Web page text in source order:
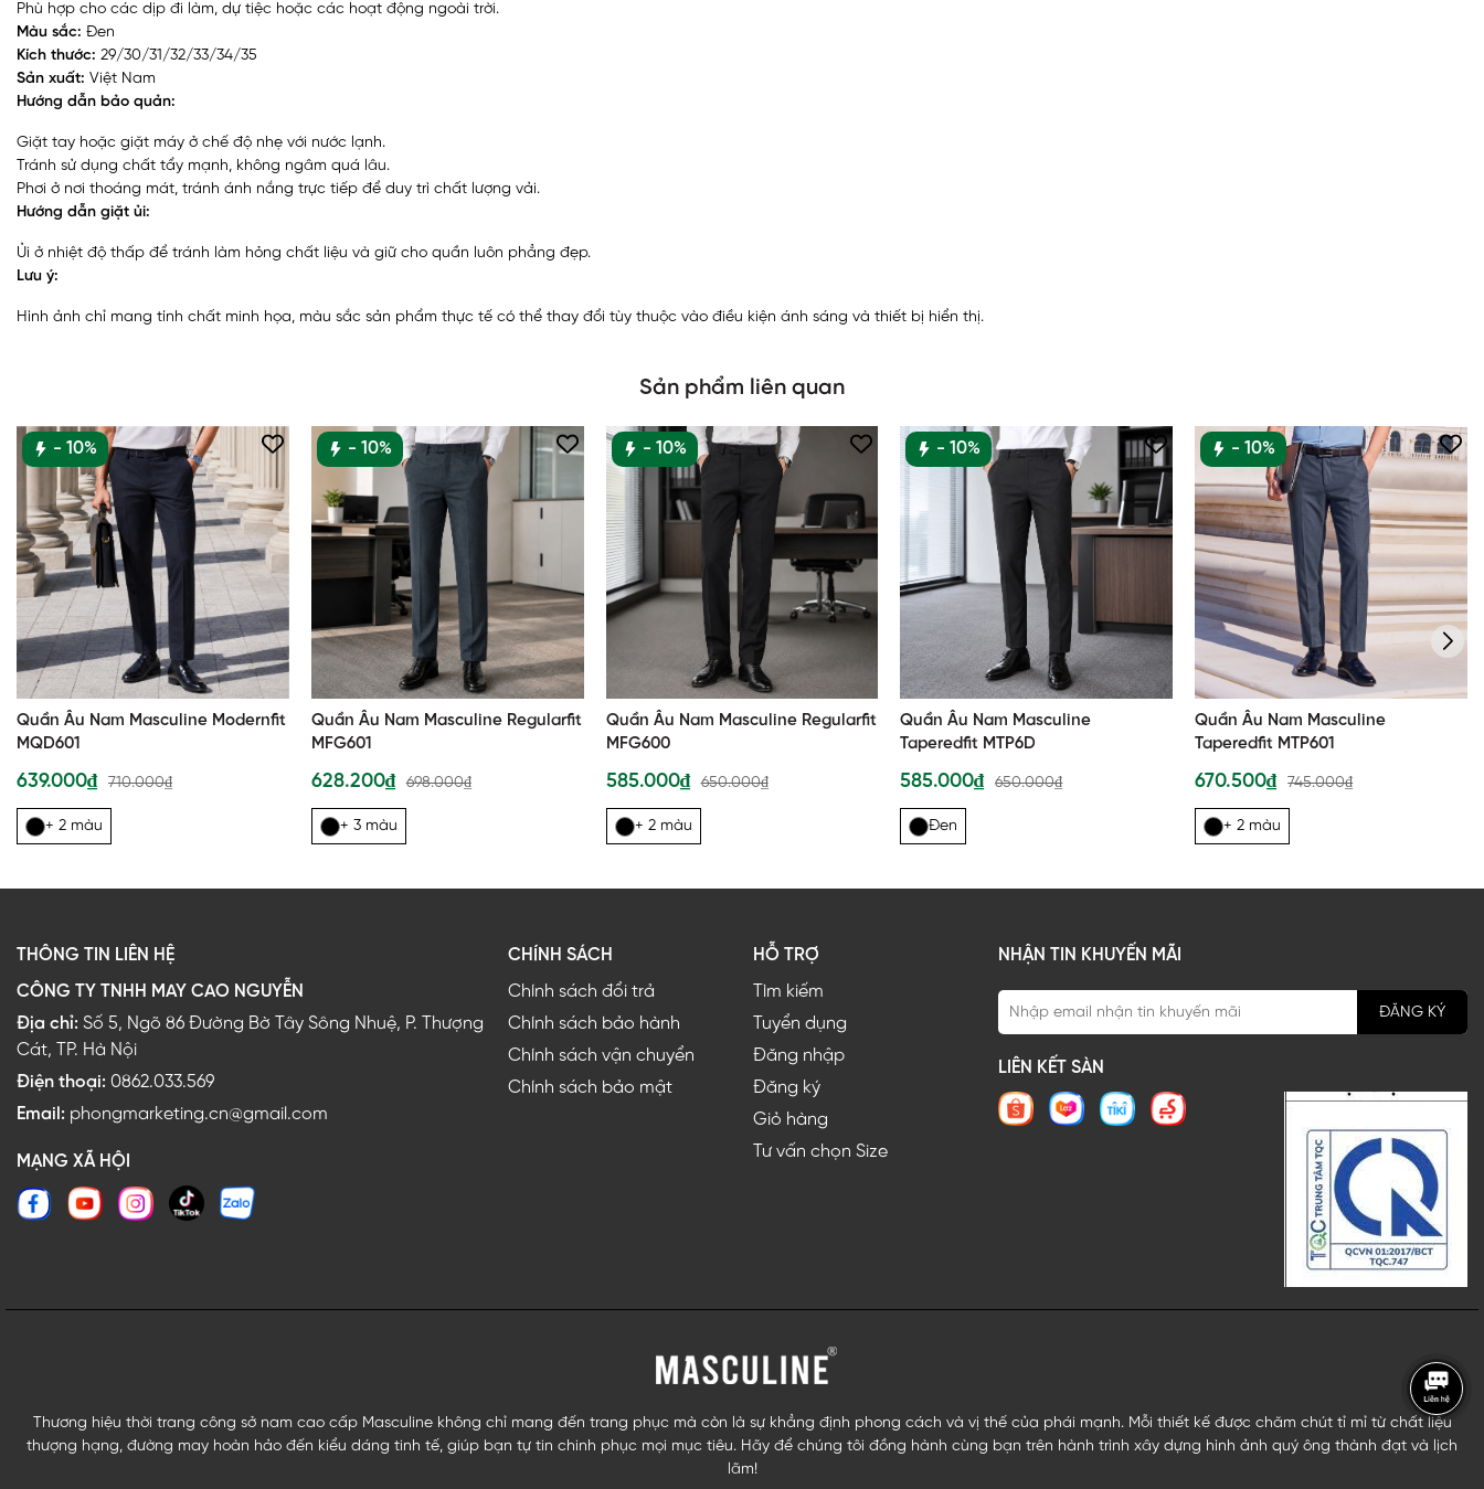
Phù hợp cho các dịp đi làm, dự tiệc hoặc các hoạt động ngoài trời.
Màu sắc: Đen
Kích thước: 29/30/31/32/33/34/35
Sản xuất: Việt Nam
Hướng dẫn bảo quản:
Giặt tay hoặc giặt máy ở chế độ nhẹ với nước lạnh.
Tránh sử dụng chất tẩy mạnh, không ngâm quá lâu.
Phơi ở nơi thoáng mát, tránh ánh nắng trực tiếp để duy trì chất lượng vải.
Hướng dẫn giặt ủi:
Ủi ở nhiệt độ thấp để tránh làm hỏng chất liệu và giữ cho quần luôn phẳng đẹp.
Lưu ý:
Hình ảnh chỉ mang tính chất minh họa, màu sắc sản phẩm thực tế có thể thay đổi tùy thuộc vào điều kiện ánh sáng và thiết bị hiển thị.
Sản phẩm liên quan
- 10%
Quần Âu Nam Masculine Modernfit
MQD601
639.000₫ 710.000₫
+ 2 màu
- 10%
Quần Âu Nam Masculine Regularfit
MFG601
628.200₫ 698.000₫
+ 3 màu
- 10%
Quần Âu Nam Masculine Regularfit
MFG600
585.000₫ 650.000₫
+ 2 màu
- 10%
Quần Âu Nam Masculine
Taperedfit MTP6D
585.000₫ 650.000₫
Đen
- 10%
Quần Âu Nam Masculine
Taperedfit MTP601
670.500₫ 745.000₫
+ 2 màu
THÔNG TIN LIÊN HỆ
CÔNG TY TNHH MAY CAO NGUYỄN
Địa chỉ: Số 5, Ngõ 86 Đường Bờ Tây Sông Nhuệ, P. Thượng
Cát, TP. Hà Nội
Điện thoại: 0862.033.569
Email: phongmarketing.cn@gmail.com
MẠNG XÃ HỘI
CHÍNH SÁCH
Chính sách đổi trả
Chính sách bảo hành
Chính sách vận chuyển
Chính sách bảo mật
HỖ TRỢ
Tìm kiếm
Tuyển dụng
Đăng nhập
Đăng ký
Giỏ hàng
Tư vấn chọn Size
NHẬN TIN KHUYẾN MÃI
ĐĂNG KÝ
LIÊN KẾT SÀN
Thương hiệu thời trang công sở nam cao cấp Masculine không chỉ mang đến trang phục mà còn là sự khẳng định phong cách và vị thế của phái mạnh. Mỗi thiết kế được chăm chút tỉ mỉ từ chất liệu
thượng hạng, đường may hoàn hảo đến kiểu dáng tinh tế, giúp bạn tự tin chinh phục mọi mục tiêu. Hãy để chúng tôi đồng hành cùng bạn trên hành trình xây dựng hình ảnh quý ông thành đạt và lịch
lãm!